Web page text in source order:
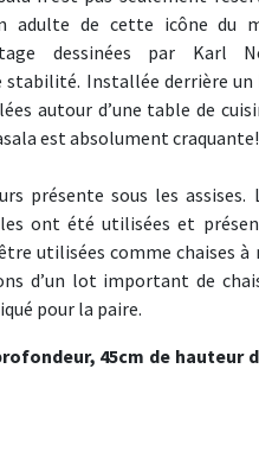
adulte de cette icône du
dessinées par Karl
stabilité. Installée derrière un
autour d’une table de
est absolument craquante!
présente sous les assises.
ont été utilisées et
utilisées comme chaises à
d’un lot important de
pour la paire.
45cm de hauteur